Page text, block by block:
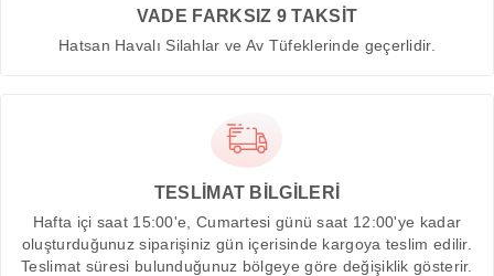
VADE FARKSIZ 9 TAKSİT
Hatsan Havalı Silahlar ve Av Tüfeklerinde geçerlidir.
TESLİMAT BİLGİLERİ
Hafta içi saat 15:00'e, Cumartesi günü saat 12:00'ye kadar
oluşturduğunuz siparişiniz gün içerisinde kargoya teslim edilir.
Teslimat süresi bulunduğunuz bölgeye göre değişiklik gösterir.